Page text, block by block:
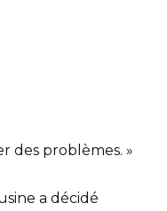
des problèmes. »
a décidé